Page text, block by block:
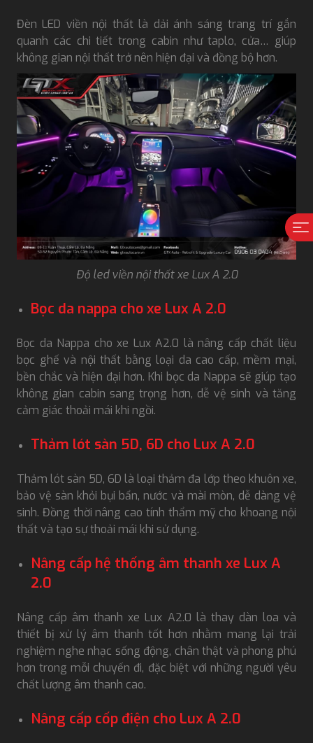
Đèn LED viền nội thất là dải ánh sáng trang trí gắn
quanh các chi tiết trong cabin như taplo, cửa… giúp
không gian nội thất trở nên hiện đại và đồng bộ hơn.
Độ led viền nội thất xe Lux A 2.0
Bọc da nappa cho xe Lux A 2.0
Bọc da Nappa cho xe Lux A2.0 là nâng cấp chất liệu
bọc ghế và nội thất bằng loại da cao cấp, mềm mại,
bền chắc và hiện đại hơn. Khi bọc da Nappa sẽ giúp tạo
không gian cabin sang trọng hơn, dễ vệ sinh và tăng
cảm giác thoải mái khi ngồi.
Thảm lót sàn 5D, 6D cho Lux A 2.0
Thảm lót sàn 5D, 6D là loại thảm đa lớp theo khuôn xe,
bảo vệ sàn khỏi bụi bẩn, nước và mài mòn, dễ dàng vệ
sinh. Đồng thời nâng cao tính thẩm mỹ cho khoang nội
thất và tạo sự thoải mái khi sử dụng.
Nâng cấp hệ thống âm thanh xe Lux A
2.0
Nâng cấp âm thanh xe Lux A2.0 là thay dàn loa và
thiết bị xử lý âm thanh tốt hơn nhằm mang lại trải
nghiệm nghe nhạc sống động, chân thật và phong phú
hơn trong mỗi chuyến đi, đặc biệt với những người yêu
chất lượng âm thanh cao.
Nâng cấp cốp điện cho Lux A 2.0